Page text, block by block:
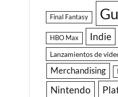
Final Fantasy
HBO Max Indie
Lanzamientos de
Merchandising
Nintendo